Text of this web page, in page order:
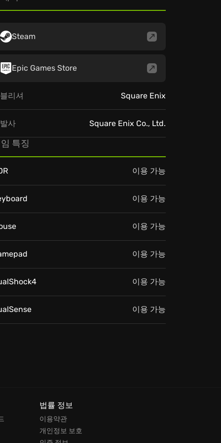
Steam
Epic Games Store
리셔 Square Enix
사 Square Enix Co., Ltd.
특징
이용 가능
이용 가능
이용 가능
이용 가능
이용 가능
이용 가능
법률 정보
이용약관
개인정보 보호